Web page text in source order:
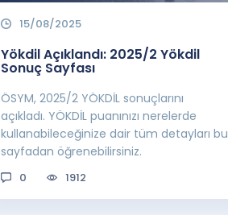
15/08/2025
Yökdil Açıklandı: 2025/2 Yökdil
Sonuç Sayfası
ÖSYM, 2025/2 YÖKDİL sonuçlarını
açıkladı. YÖKDİL puanınızı nerelerde
kullanabileceğinize dair tüm detayları bu
sayfadan öğrenebilirsiniz.
0 1912